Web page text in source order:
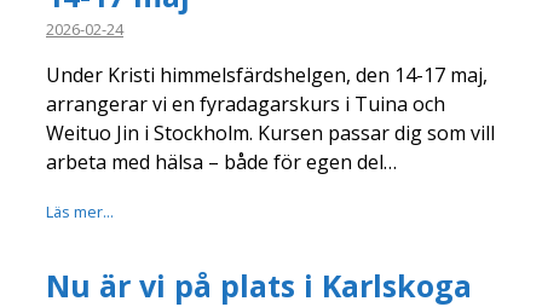
2026-02-24
Under Kristi himmelsfärdshelgen, den 14-17 maj,
arrangerar vi en fyradagarskurs i Tuina och
Weituo Jin i Stockholm. Kursen passar dig som vill
arbeta med hälsa – både för egen del…
Läs mer...
Nu är vi på plats i Karlskoga